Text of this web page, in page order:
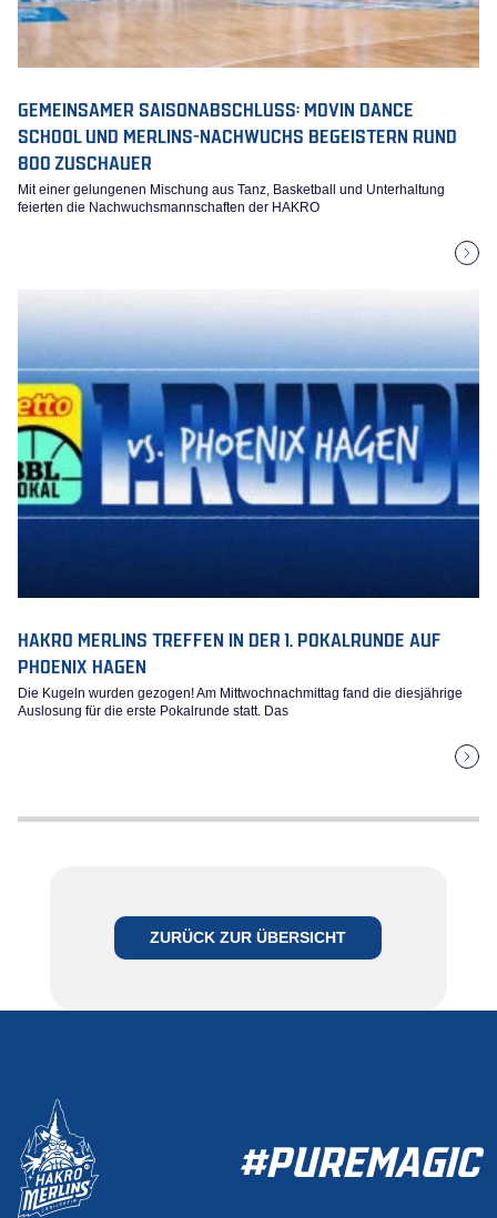
GEMEINSAMER SAISONABSCHLUSS: MOVIN DANCE
SCHOOL UND MERLINS-NACHWUCHS BEGEISTERN RUND
800 ZUSCHAUER
Mit einer gelungenen Mischung aus Tanz, Basketball und Unterhaltung
feierten die Nachwuchsmannschaften der HAKRO
HAKRO MERLINS TREFFEN IN DER 1. POKALRUNDE AUF
PHOENIX HAGEN
Die Kugeln wurden gezogen! Am Mittwochnachmittag fand die diesjährige
Auslosung für die erste Pokalrunde statt. Das
ZURÜCK ZUR ÜBERSICHT
#PUREMAGIC